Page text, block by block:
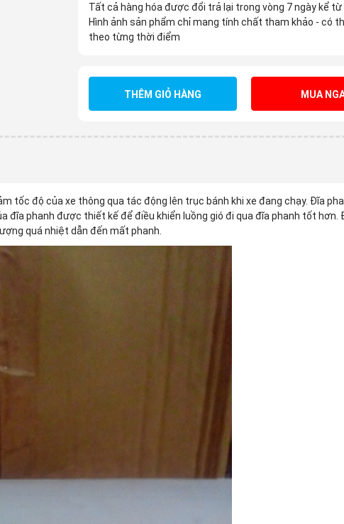
Tất cả hàng hóa được đổi trả lại trong vòng 7 ngày kể từ
Hình ảnh sản phẩm chỉ mang tính chất tham khảo - có
theo từng thời điểm
THÊM GIỎ HÀNG MUA
tốc độ của xe thông qua tác động lên trục bánh khi xe đang chạy. Đĩa
đĩa phanh được thiết kế để điều khiển luồng gió đi qua đĩa phanh tốt hơn.
quá nhiệt dẫn đến mất phanh.